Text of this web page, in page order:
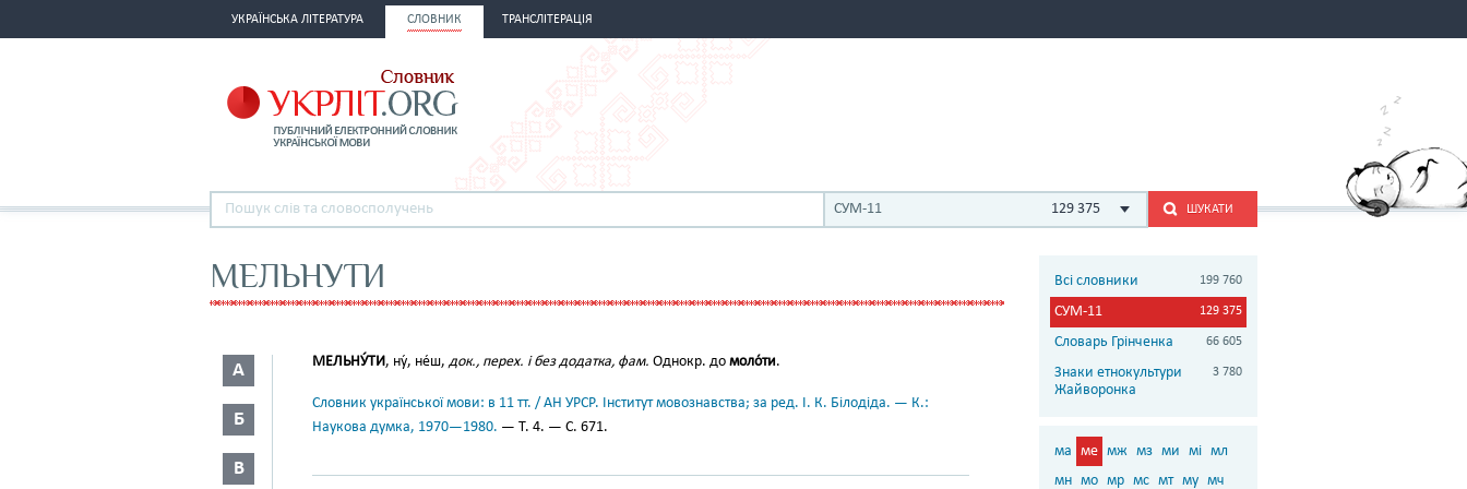
УКРАЇНСЬКА ЛІТЕРАТУРА СЛОВНИК ТРАНСЛІТЕРАЦІЯ
СУМ-11 129 375 ШУКАТИ
МЕЛЬНУТИ
А
Б
В
МЕЛЬНУ́ТИ, ну́, не́ш, док., перех. і без додатка, фам. Однокр. до моло́ти.
Словник української мови: в 11 тт. / АН УРСР. Інститут мовознавства; за ред. І. К. Білодіда. — К.:
Наукова думка, 1970—1980. — Т. 4. — С. 671.
Всі словники 199 760
СУМ-11 129 375
Словарь Грінченка 66 605
Знаки етнокультури
Жайворонка
3 780
ма ме мж мз ми мі мл
мн мо мр мс мт му мч